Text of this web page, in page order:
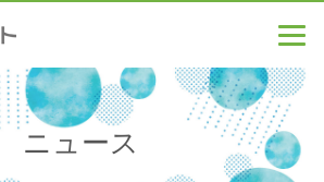
ニュース